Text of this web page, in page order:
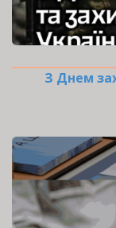
З Днем